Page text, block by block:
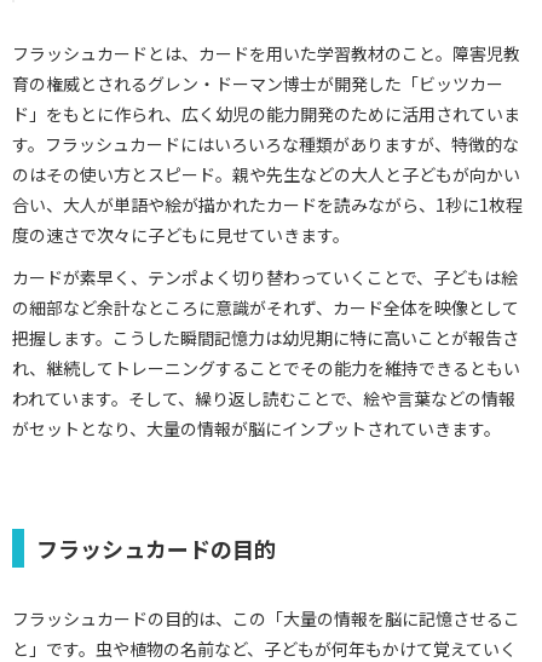
フラッシュカードとは、カードを用いた学習教材のこと。障害児教
育の権威とされるグレン・ドーマン博士が開発した「ビッツカー
ド」をもとに作られ、広く幼児の能力開発のために活用されていま
す。フラッシュカードにはいろいろな種類がありますが、特徴的な
のはその使い方とスピード。親や先生などの大人と子どもが向かい
合い、大人が単語や絵が描かれたカードを読みながら、1秒に1枚程
度の速さで次々に子どもに見せていきます。
カードが素早く、テンポよく切り替わっていくことで、子どもは絵
の細部など余計なところに意識がそれず、カード全体を映像として
把握します。こうした瞬間記憶力は幼児期に特に高いことが報告さ
れ、継続してトレーニングすることでその能力を維持できるともい
われています。そして、繰り返し読むことで、絵や言葉などの情報
がセットとなり、大量の情報が脳にインプットされていきます。
フラッシュカードの目的
フラッシュカードの目的は、この「大量の情報を脳に記憶させるこ
と」です。虫や植物の名前など、子どもが何年もかけて覚えていく